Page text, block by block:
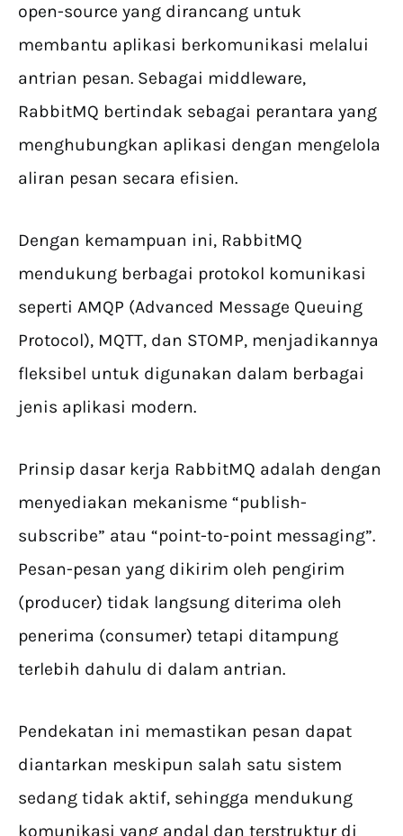
open-source yang dirancang untuk
membantu aplikasi berkomunikasi melalui
antrian pesan. Sebagai middleware,
RabbitMQ bertindak sebagai perantara yang
menghubungkan aplikasi dengan mengelola
aliran pesan secara efisien.
Dengan kemampuan ini, RabbitMQ
mendukung berbagai protokol komunikasi
seperti AMQP (Advanced Message Queuing
Protocol), MQTT, dan STOMP, menjadikannya
fleksibel untuk digunakan dalam berbagai
jenis aplikasi modern.
Prinsip dasar kerja RabbitMQ adalah dengan
menyediakan mekanisme “publish-
subscribe” atau “point-to-point messaging”.
Pesan-pesan yang dikirim oleh pengirim
(producer) tidak langsung diterima oleh
penerima (consumer) tetapi ditampung
terlebih dahulu di dalam antrian.
Pendekatan ini memastikan pesan dapat
diantarkan meskipun salah satu sistem
sedang tidak aktif, sehingga mendukung
komunikasi yang andal dan terstruktur di